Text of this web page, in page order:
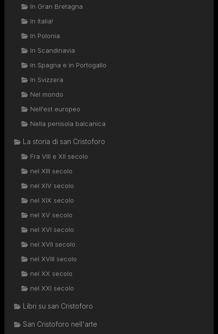
In Gran Bretagna
In Italia!
In Polonia
In Scandinavia
In Spagna e in Portogallo
In Svizzera
Nel mondo
Nell'est europeo
Nella penisola balcanica
La storia di san Cristoforo
Fra VIII e XII secolo
nel XIII secolo
nel XIV secolo
nel XIX secolo
nel XV secolo
nel XVI secolo
nel XVII secolo
nel XVIII secolo
nel XX secolo
nel XXI secolo
Libri su san Cristoforo
San Cristoforo nell'arte